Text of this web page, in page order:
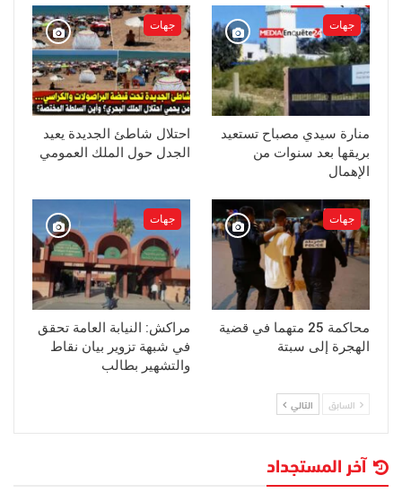
جهات
منارة سيدي مصباح تستعيد
بريقها بعد سنوات من
الإهمال
جهات
احتلال شاطئ الجديدة يعيد
الجدل حول الملك العمومي
جهات
محاكمة 25 متهما في قضية
الهجرة إلى سبتة
جهات
مراكش: النيابة العامة تحقق
في شبهة تزوير بيان نقاط
والتشهير بطالب
السابق التالي
آخر المستجداد